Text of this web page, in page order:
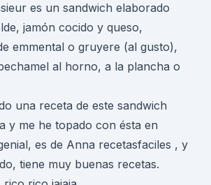
es un sandwich elaborado
jamón cocido y queso,
emmental o gruyere (al gusto),
al horno, a la plancha o
una receta de este sandwich
y me he topado con ésta en
es de Anna recetasfaciles , y
tiene muy buenas recetas.